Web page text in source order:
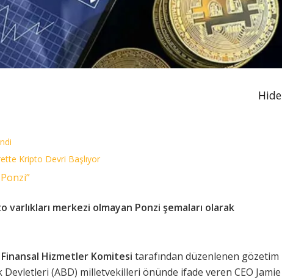
Hide
Kripto Devri Başlıyor
varlıkları merkezi olmayan Ponzi şemaları olarak
Finansal Hizmetler Komitesi tarafından düzenlenen gözetim
Devletleri (ABD) milletvekilleri önünde ifade veren CEO Jamie